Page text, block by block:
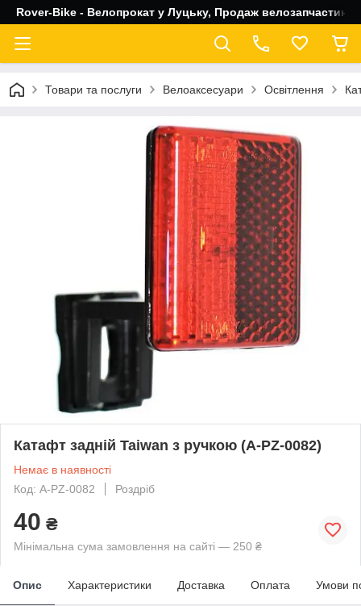
Rover-Bike - Велопрокат у Луцьку, Продаж велозапчастин,
Товари та послуги Велоаксесуари Освітлення
Катафт задній Taiwan з ручкою (A-PZ-0082)
Немає в наявності
Код: A-PZ-0082
Роздріб
40 ₴
Мінімальна сума замовлення на сайті — 250 ₴
Опис Характеристики Доставка Оплата Умови